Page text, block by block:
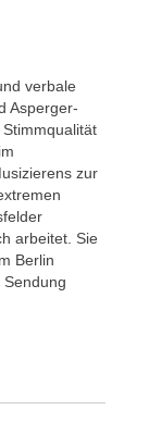
verbale
Asperger-
zur
arbeitet. Sie
Berlin